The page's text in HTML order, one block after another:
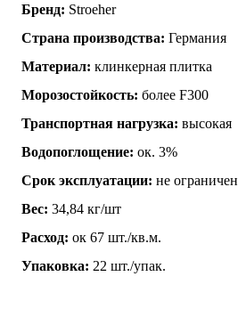
Бренд: Stroeher
Страна производства: Германия
Материал: клинкерная плитка
Морозостойкость: более F300
Транспортная нагрузка: высокая
Водопоглощение: ок. 3%
Срок эксплуатации: не ограничен
Вес: 34,84 кг/шт
Расход: ок 67 шт./кв.м.
Упаковка: 22 шт./упак.